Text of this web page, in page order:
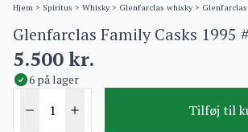
Hjem > Spiritus > Whisky> Glenfarclas whisky> Glenfarclas
Glenfarclas Family Casks 1995
5.500kr.
6 på lager
Tilføj til